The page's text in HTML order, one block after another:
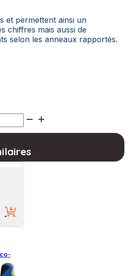
et permettent ainsi un
chiffres mais aussi de
selon les anneaux rapportés.